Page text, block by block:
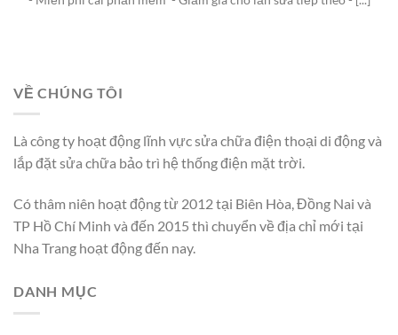
VỀ CHÚNG TÔI
Là công ty hoạt động lĩnh vực sửa chữa điện thoại di động và
lắp đặt sửa chữa bảo trì hệ thống điện mặt trời.
Có thâm niên hoạt động từ 2012 tại Biên Hòa, Đồng Nai và
TP Hồ Chí Minh và đến 2015 thì chuyển về địa chỉ mới tại
Nha Trang hoạt động đến nay.
DANH MỤC